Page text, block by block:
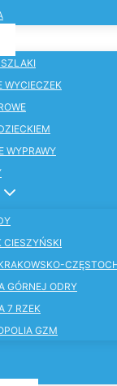
WYCIECZEK
WYPRAWY
CIESZYŃSKI
GÓRNEJ ODRY
7 RZEK
GZM